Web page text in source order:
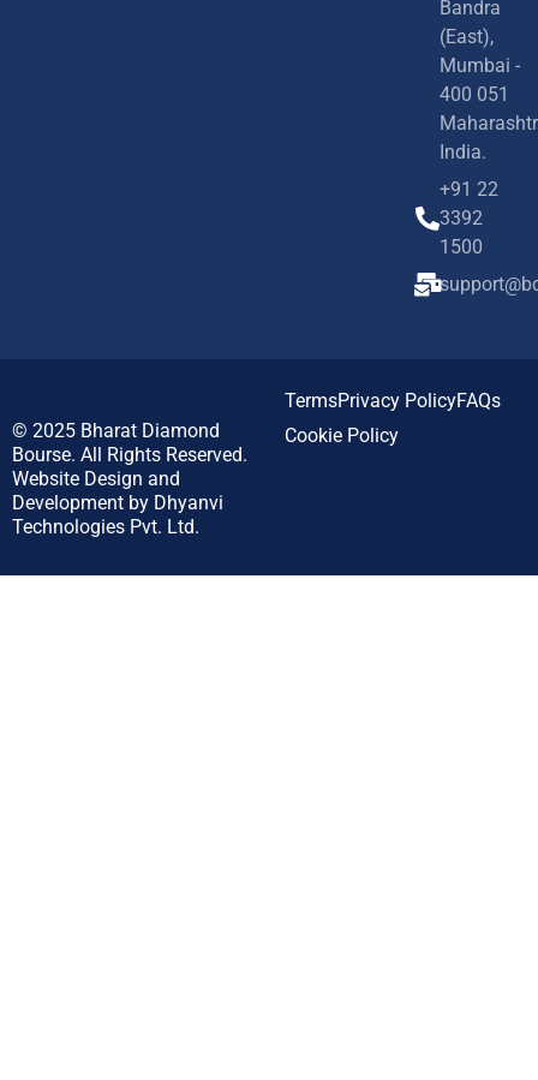
Bandra
(East),
Mumbai -
400 051
India.
+91 22
3392
1500
© 2025 Bharat Diamond
Bourse. All Rights Reserved.
Website Design and
Development by Dhyanvi
Technologies Pvt. Ltd.
TermsPrivacy PolicyFAQs
Cookie Policy